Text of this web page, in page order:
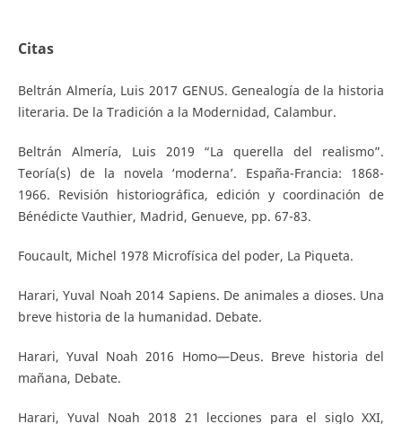
Citas
Beltrán Almería, Luis 2017 GENUS. Genealogía de la historia
literaria. De la Tradición a la Modernidad, Calambur.
Beltrán Almería, Luis 2019 “La querella del realismo”.
Teoría(s) de la novela ‘moderna’. España-Francia: 1868-
1966. Revisión historiográfica, edición y coordinación de
Bénédicte Vauthier, Madrid, Genueve, pp. 67-83.
Foucault, Michel 1978 Microfísica del poder, La Piqueta.
Harari, Yuval Noah 2014 Sapiens. De animales a dioses. Una
breve historia de la humanidad. Debate.
Harari, Yuval Noah 2016 Homo—Deus. Breve historia del
mañana, Debate.
Harari, Yuval Noah 2018 21 lecciones para el siglo XXI,